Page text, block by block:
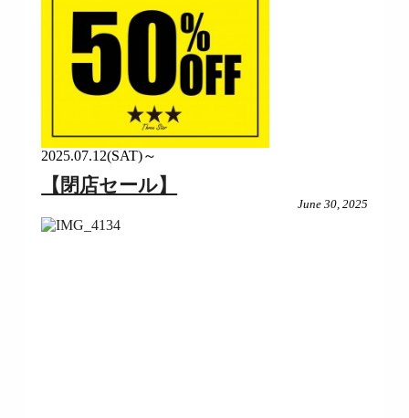
2025.07.12(SAT)～
【閉店セール】
June 30, 2025